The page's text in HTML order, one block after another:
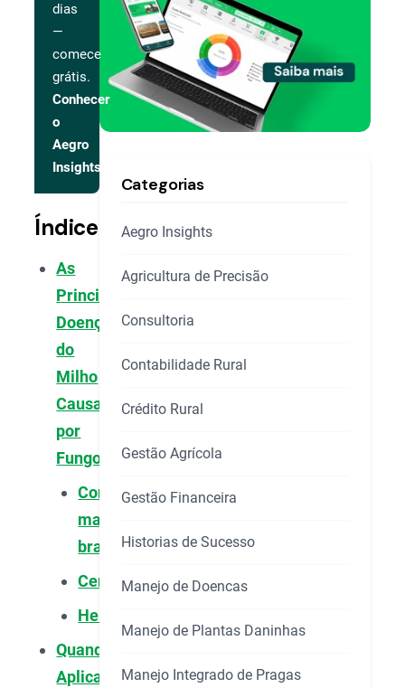
dias
—
comece
grátis.
Conhecer
o
Aegro
Insights
Índice
As
Principais
Doenças
do
Milho
Causadas
por
Fungos
Complexo
mancha-
branca
Cercosporiose
Helmintosporiose
Quando
Aplicar
Categorias
Aegro Insights
Agricultura de Precisão
Consultoria
Contabilidade Rural
Crédito Rural
Gestão Agrícola
Gestão Financeira
Historias de Sucesso
Manejo de Doencas
Manejo de Plantas Daninhas
Manejo Integrado de Pragas